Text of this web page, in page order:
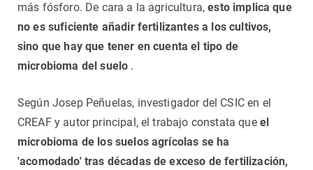
más fósforo. De cara a la agricultura,esto implica que
no es suficiente añadir fertilizantes a los cultivos,
sino que hay que tener en cuenta el tipo de
microbioma del suelo .
Según Josep Peñuelas, investigador del CSIC en el
CREAF y autor principal, el trabajo constata que el
microbioma de los suelos agrícolas se ha
'acomodado' tras décadas de exceso de fertilización,